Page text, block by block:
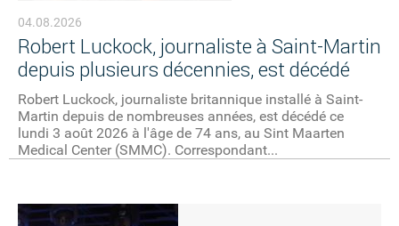
04.08.2026
Robert Luckock, journaliste à Saint-Martin
depuis plusieurs décennies, est décédé
Robert Luckock, journaliste britannique installé à Saint-
Martin depuis de nombreuses années, est décédé ce
lundi 3 août 2026 à l'âge de 74 ans, au Sint Maarten
Medical Center (SMMC). Correspondant...